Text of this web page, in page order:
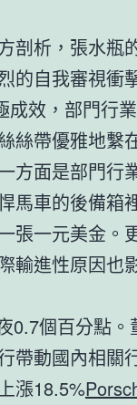
剖析，張水瓶
的自我審視衝
成效，部門行
絲帶優雅地繫
方面是部門行
馬車的後備箱
張一元美金。
輸進性原因也
0.7個百分點。
帶動國內相關
漲18.5%